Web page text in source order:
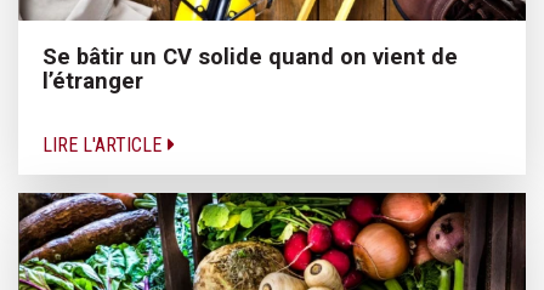
Se bâtir un CV solide quand on vient de
l’étranger
LIRE L'ARTICLE